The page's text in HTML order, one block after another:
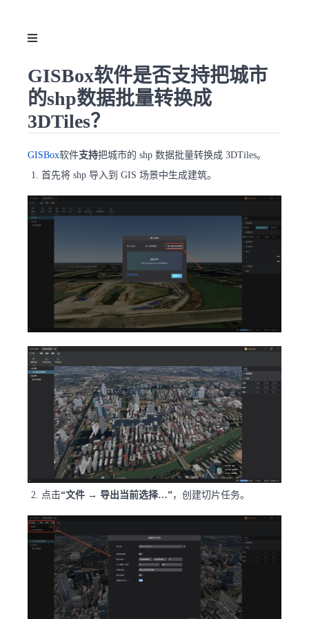
GISBox软件是否支持把城市
的shp数据批量转换成
3DTiles？
GISBox软件支持把城市的 shp 数据批量转换成 3DTiles。
首先将 shp 导入到 GIS 场景中生成建筑。
点击“文件 → 导出当前选择…”，创建切片任务。